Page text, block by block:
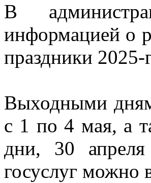
В
информацией о
праздники 2025-
Выходными
с 1 по 4 мая, а
дни, 30
госуслуг